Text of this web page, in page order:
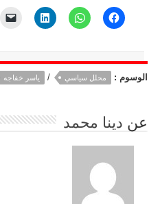
الوسوم : محلل سياسي / ياسر خفاجه
عن دينا محمد